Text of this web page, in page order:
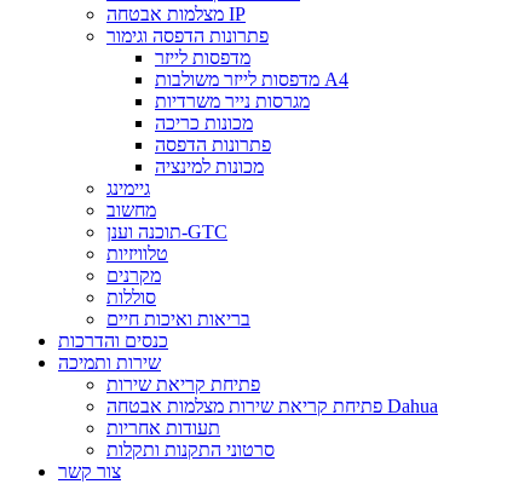
מצלמות אבטחה IP
פתרונות הדפסה וגימור
מדפסות לייזר
מדפסות לייזר משולבות A4
מגרסות נייר משרדיות
מכונות כריכה
פתרונות הדפסה
מכונות למינציה
גיימינג
מחשוב
תוכנה וענן-GTC
טלוויזיות
מקרנים
סוללות
בריאות ואיכות חיים
כנסים והדרכות
שירות ותמיכה
פתיחת קריאת שירות
פתיחת קריאת שירות מצלמות אבטחה Dahua
תעודות אחריות
סרטוני התקנות ותקלות
צור קשר